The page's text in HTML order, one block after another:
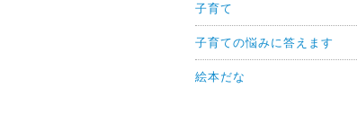
子育て
子育ての悩みに答えます
絵本だな